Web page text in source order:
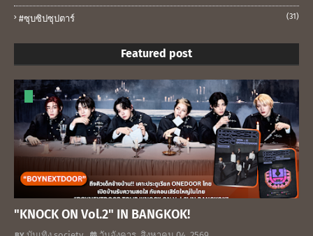
#ซุบซิปซุปตาร์ (31)
Featured post
"KNOCK ON Vol.2" IN BANGKOK!